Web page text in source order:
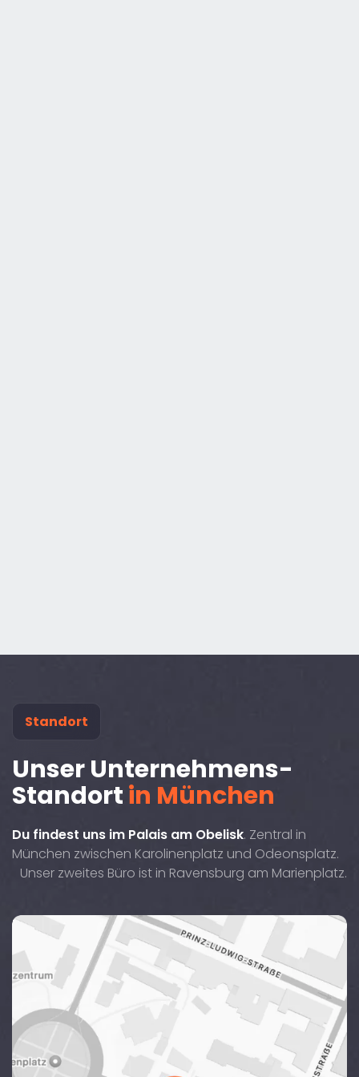
Standort
Unser Unternehmens-
Standortin München
Du findest uns im Palais am Obelisk. Zentral in
München zwischen Karolinenplatz und Odeonsplatz.
Unser zweites Büro ist in Ravensburg am Marienplatz.
Die
Brienner
Straße
29,
befindet
sich
zentral